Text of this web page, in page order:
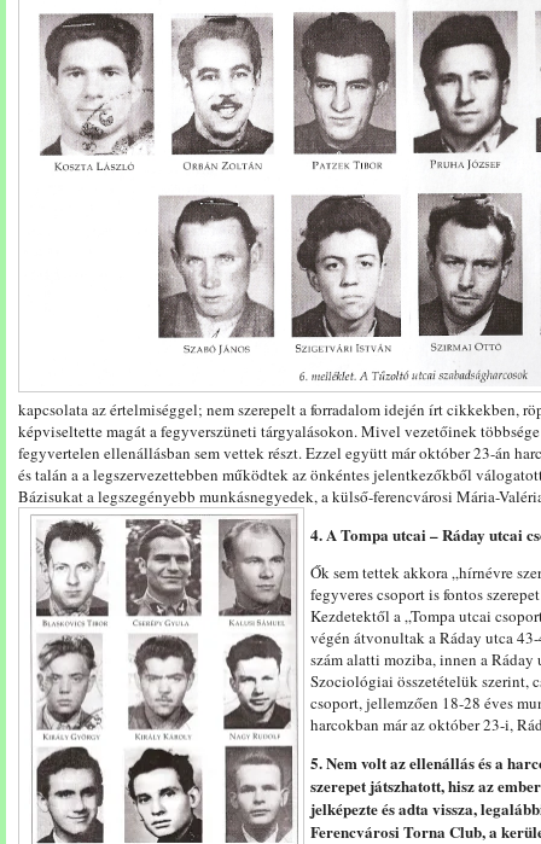
kapcsolata az értelmiséggel; nem szerepelt a forradalom idején írt cikkekben,
képviseltette magát a fegyverszüneti tárgyalásokon. Mivel vezetőinek
fegyvertelen ellenállásban sem vettek részt. Ezzel együtt már október 23-án
és talán a a legszervezettebben működtek az önkéntes jelentkezőkből
Bázisukat a legszegényebb munkásnegyedek, a külső-ferencvárosi Mária-
4. A Tompa utcai – Ráday utcai
Ők sem tettek akkora „hírnévre
fegyveres csoport is fontos
Kezdetektől a „Tompa utcai
végén átvonultak a Ráday utca
szám alatti moziba, innen a
Szociológiai összetételük szerint,
csoport, jellemzően 18-28 éves
harcokban már az október 23-i,
5. Nem volt az ellenállás és a
szerepet játszhatott, hisz az
jelképezte és adta vissza,
Ferencvárosi Torna Club, a